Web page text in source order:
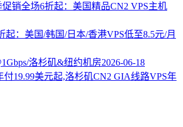
销全场6折起：美国精品CN2 VPS主机
起：美国/韩国/日本/香港VPS低至8.5元/月
洛杉矶&纽约机房2026-06-18
19.99美元起,洛杉矶CN2 GIA线路VPS年